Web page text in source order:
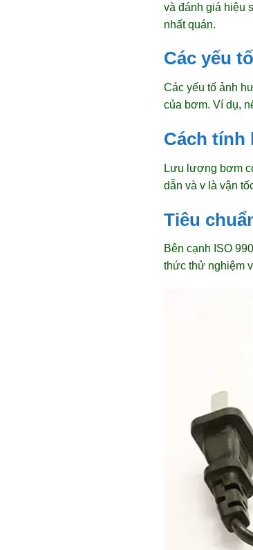
và đánh giá hiệu
nhất quán.
Các yếu
Các yếu tố ảnh
của bơm. Ví dụ,
Cách
Lưu lượng bơm
dẫn và v là vận
Tiêu
Bên cạnh ISO
thức thử nghiệm